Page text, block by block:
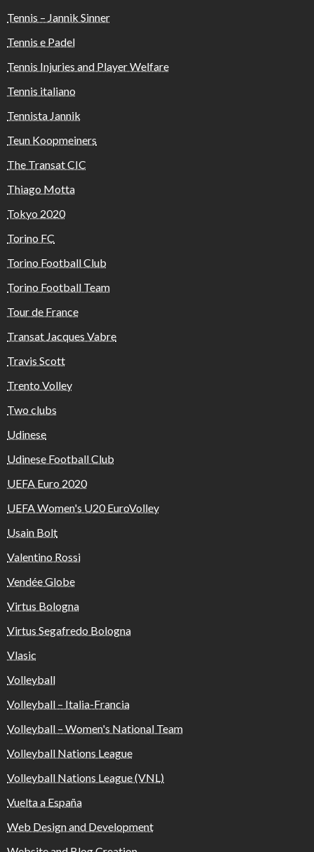
Tennis – Jannik Sinner
Tennis e Padel
Tennis Injuries and Player Welfare
Tennis italiano
Tennista Jannik
Teun Koopmeiners
The Transat CIC
Thiago Motta
Tokyo 2020
Torino FC
Torino Football Club
Torino Football Team
Tour de France
Transat Jacques Vabre
Travis Scott
Trento Volley
Two clubs
Udinese
Udinese Football Club
UEFA Euro 2020
UEFA Women's U20 EuroVolley
Usain Bolt
Valentino Rossi
Vendée Globe
Virtus Bologna
Virtus Segafredo Bologna
Vlasic
Volleyball
Volleyball – Italia-Francia
Volleyball – Women's National Team
Volleyball Nations League
Volleyball Nations League (VNL)
Vuelta a España
Web Design and Development